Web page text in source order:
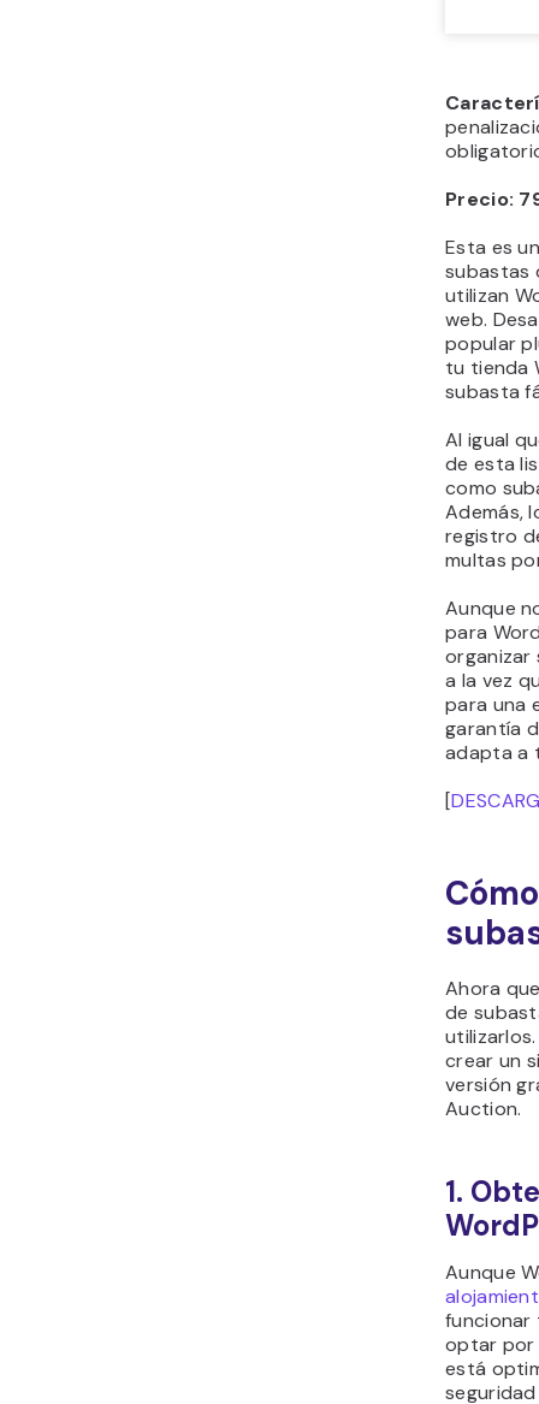
Precio:
Esta es
subastas
utilizan
web.
popular
tu tienda
subasta
Al igual
de esta
como
Además,
registro
multas
Aunque
para
organizar
a la vez
para una
garantía
adapta a
[
Ahora
de
crear un
versión
Auction.
1.
Aunque
funcionar
optar por
está